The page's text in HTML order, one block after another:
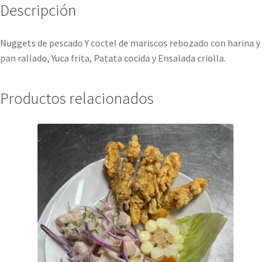
Descripción
Nuggets de pescado Y coctel de mariscos rebozado con harina y
pan rallado, Yuca frita, Patata cocida y Ensalada criolla.
Productos relacionados